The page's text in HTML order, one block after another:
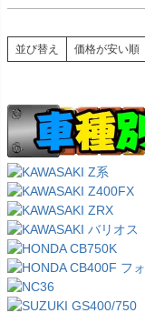
並び替え 価格が安い順